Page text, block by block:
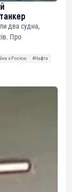
два судна,
Про
з Росією
#Нафта